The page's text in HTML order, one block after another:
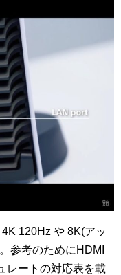
120Hz や 8K(アッ
参考のためにHDMI
レートの対応表を載